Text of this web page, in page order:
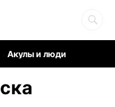
Акулы и люди